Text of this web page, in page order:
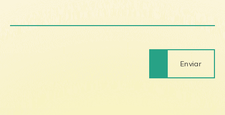
Enviar